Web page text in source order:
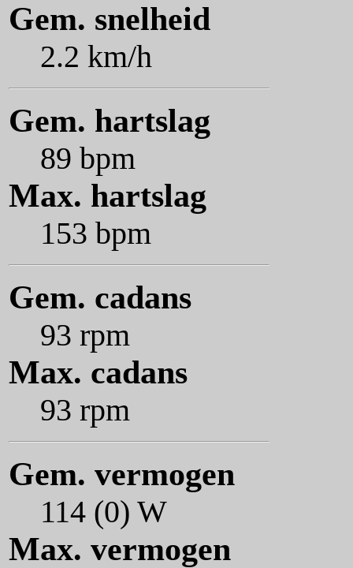
Gem. snelheid
2.2 km/h
Gem. hartslag
89 bpm
Max. hartslag
153 bpm
Gem. cadans
93 rpm
Max. cadans
93 rpm
Gem. vermogen
114 (0) W
Max. vermogen